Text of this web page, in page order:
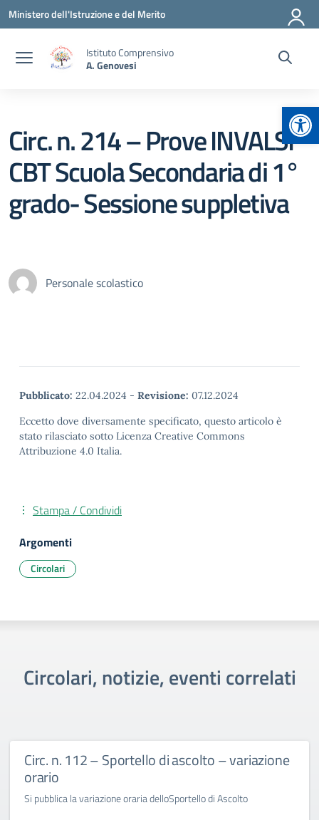
Vai ai contenuti
Vai al menu di navigazione
Vai al footer
Ministero dell'Istruzione e del Merito
Istituto Comprensivo
A. Genovesi
Circ. n. 214 – Prove INVALSI
CBT Scuola Secondaria di 1°
grado- Sessione suppletiva
Personale scolastico
Pubblicato: 22.04.2024 - Revisione: 07.12.2024
Eccetto dove diversamente specificato, questo articolo è
stato rilasciato sotto Licenza Creative Commons
Attribuzione 4.0 Italia.
Stampa / Condividi
Argomenti
Circolari
Circolari, notizie, eventi correlati
Circ. n. 112 – Sportello di ascolto – variazione
orario
Si pubblica la variazione oraria delloSportello di Ascolto